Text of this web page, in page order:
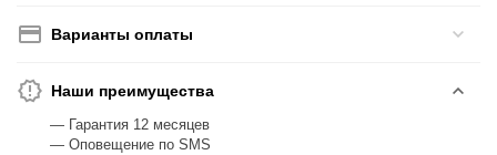
Варианты оплаты
Наши преимущества
— Гарантия 12 месяцев
— Оповещение по SMS